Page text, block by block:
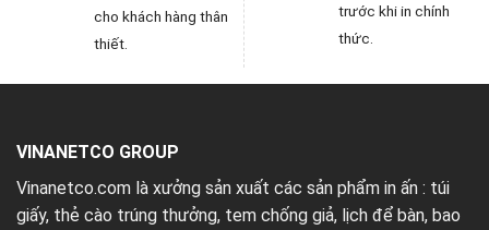
cho khách hàng thân
thiết.
trước khi in chính
thức.
VINANETCO GROUP
Vinanetco.com là xưởng sản xuất các sản phẩm in ấn : túi
giấy, thẻ cào trúng thưởng, tem chống giả, lịch để bàn, bao